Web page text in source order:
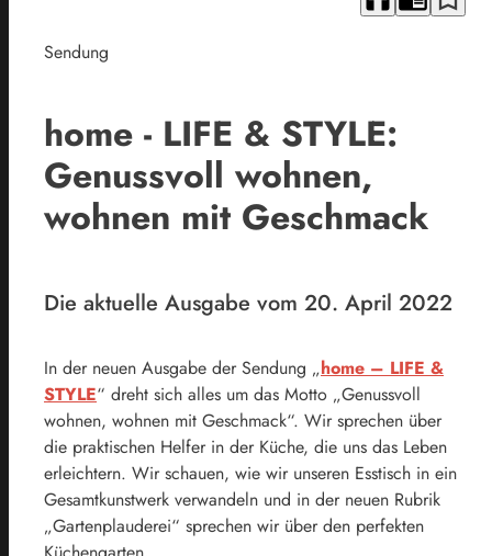
Sendung
home - LIFE & STYLE:
Genussvoll wohnen,
wohnen mit Geschmack
Die aktuelle Ausgabe vom 20. April 2022
In der neuen Ausgabe der Sendung „home – LIFE &
STYLE“ dreht sich alles um das Motto „Genussvoll
wohnen, wohnen mit Geschmack“. Wir sprechen über
die praktischen Helfer in der Küche, die uns das Leben
erleichtern. Wir schauen, wie wir unseren Esstisch in ein
Gesamtkunstwerk verwandeln und in der neuen Rubrik
„Gartenplauderei“ sprechen wir über den perfekten